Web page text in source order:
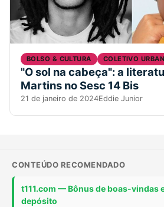
BOLSO & CULTURA COLETIVO
"O sol na cabeça": a
Martins no Sesc 14 Bis
21 de janeiro de 2024Eddie Junior
CONTEÚDO RECOMENDADO
t111.com — Bônus de boas-vindas
depósito